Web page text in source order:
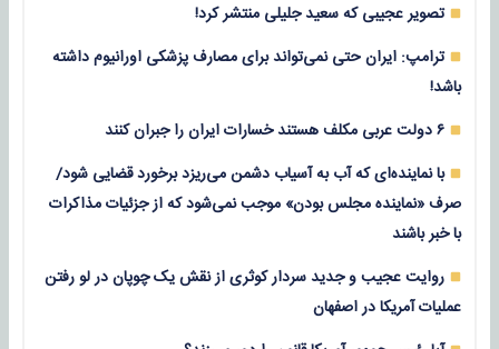
تصویر عجیبی که سعید جلیلی منتشر کرد!
ترامپ: ایران حتی نمی‌تواند برای مصارف پزشکی اورانیوم داشته
باشد!
۶ دولت عربی مکلف هستند خسارات ایران را جبران کنند
با نماینده‌ای که آب به آسیاب دشمن می‌ریزد برخورد قضایی شود/
صرف «نماینده مجلس بودن» موجب نمی‌شود که از جزئیات مذاکرات
با خبر باشند
روایت عجیب و جدید سردار کوثری از نقش یک چوپان در لو رفتن
عملیات آمریکا در اصفهان